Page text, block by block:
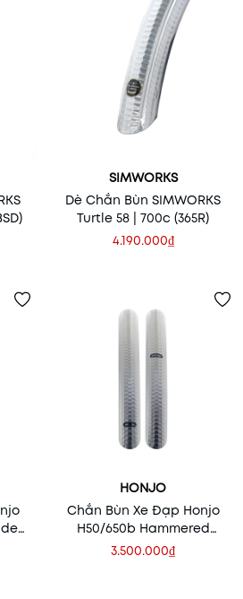
SIMWORKS
Dè Chắn Bùn SIMWORKS
Turtle 58 | 700c (365R)
4.190.000₫
HONJO
Chắn Bùn Xe Đạp Honjo
H50/650b Hammered
Fender Set
3.500.000₫